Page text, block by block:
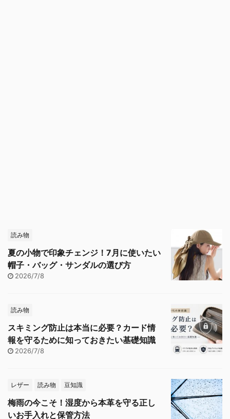
読み物
夏の小物で印象チェンジ！7月に使いたい
帽子・バッグ・サンダルの選び方
2026/7/8
読み物
スキミング防止は本当に必要？カード情
報を守るために知っておきたい基礎知識
2026/7/8
レザー 読み物 豆知識
梅雨の今こそ！湿度から本革を守る正し
いお手入れと保管方法